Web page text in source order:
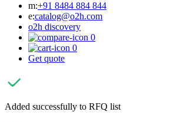
m:+91 8484 884 844
e:catalog@o2h.com
o2h discovery
0
0
Get quote
Added successfully to RFQ list